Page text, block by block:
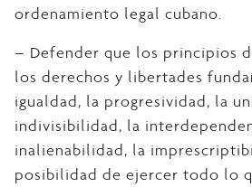
ordenamiento legal cubano.
– Defender que los principios
los derechos y libertades
igualdad, la progresividad, la
indivisibilidad, la
inalienabilidad, la
posibilidad de ejercer todo lo